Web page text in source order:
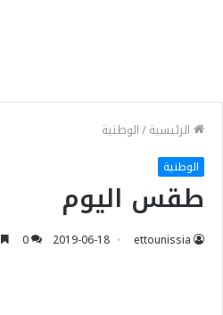
الرئيسية/الوطنية
الوطنية
طقس اليوم
ettounissia
2019-06-18
0